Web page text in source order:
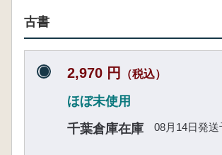
古書
2,970 円 （税込）
ほぼ未使用
千葉倉庫在庫
08月14日発送